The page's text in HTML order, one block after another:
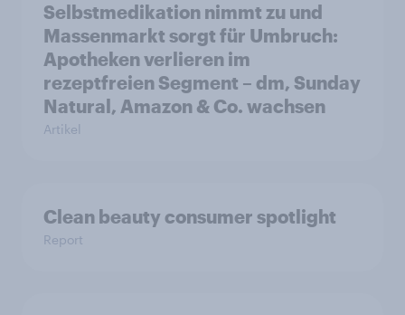
Selbstmedikation nimmt zu und
Massenmarkt sorgt für Umbruch:
Apotheken verlieren im
rezeptfreien Segment – dm, Sunday
Natural, Amazon & Co. wachsen
Artikel
Clean beauty consumer spotlight
Report